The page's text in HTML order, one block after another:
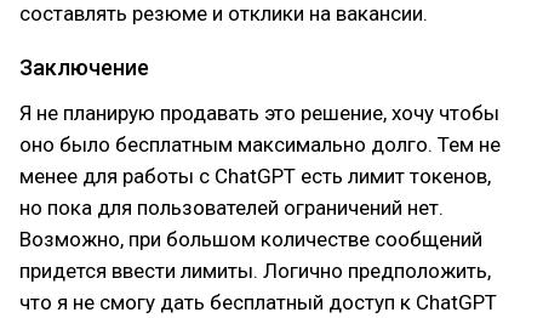
составлять резюме и отклики на вакансии.
Заключение
Я не планирую продавать это решение, хочу чтобы
оно было бесплатным максимально долго. Тем не
менее для работы с ChatGPT есть лимит токенов,
но пока для пользователей ограничений нет.
Возможно, при большом количестве сообщений
придется ввести лимиты. Логично предположить,
что я не смогу дать бесплатный доступ к ChatGPT